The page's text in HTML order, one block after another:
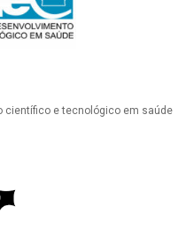
científico e tecnológico em saúde